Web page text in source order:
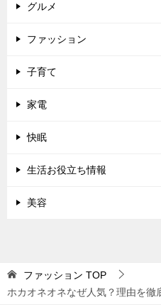
グルメ
ファッション
子育て
家電
快眠
生活お役立ち情報
美容
ファッション TOP
ホカオネオネなぜ人気？理由を徹